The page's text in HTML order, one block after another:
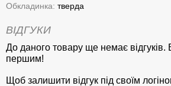
Обкладинка: тверда
ВІДГУКИ
До даного товару ще немає відгуків.
першим!
Щоб залишити відгук під своїм